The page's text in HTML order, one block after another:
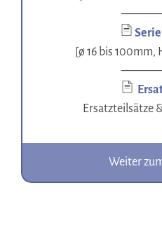
[ø 16 bis
Ersatzteilsätze
Weiter